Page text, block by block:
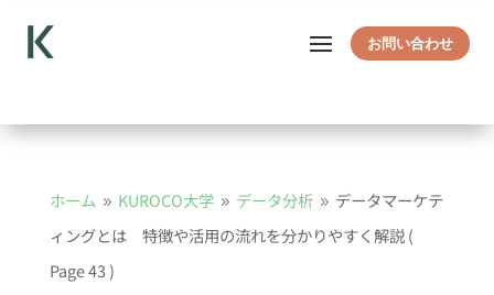
お問い合わせ
ホーム 9 KUROCO大学 9 データ分析 9 データマーケテ
ィングとは 特徴や活用の流れを分かりやすく解説(
Page 43 )